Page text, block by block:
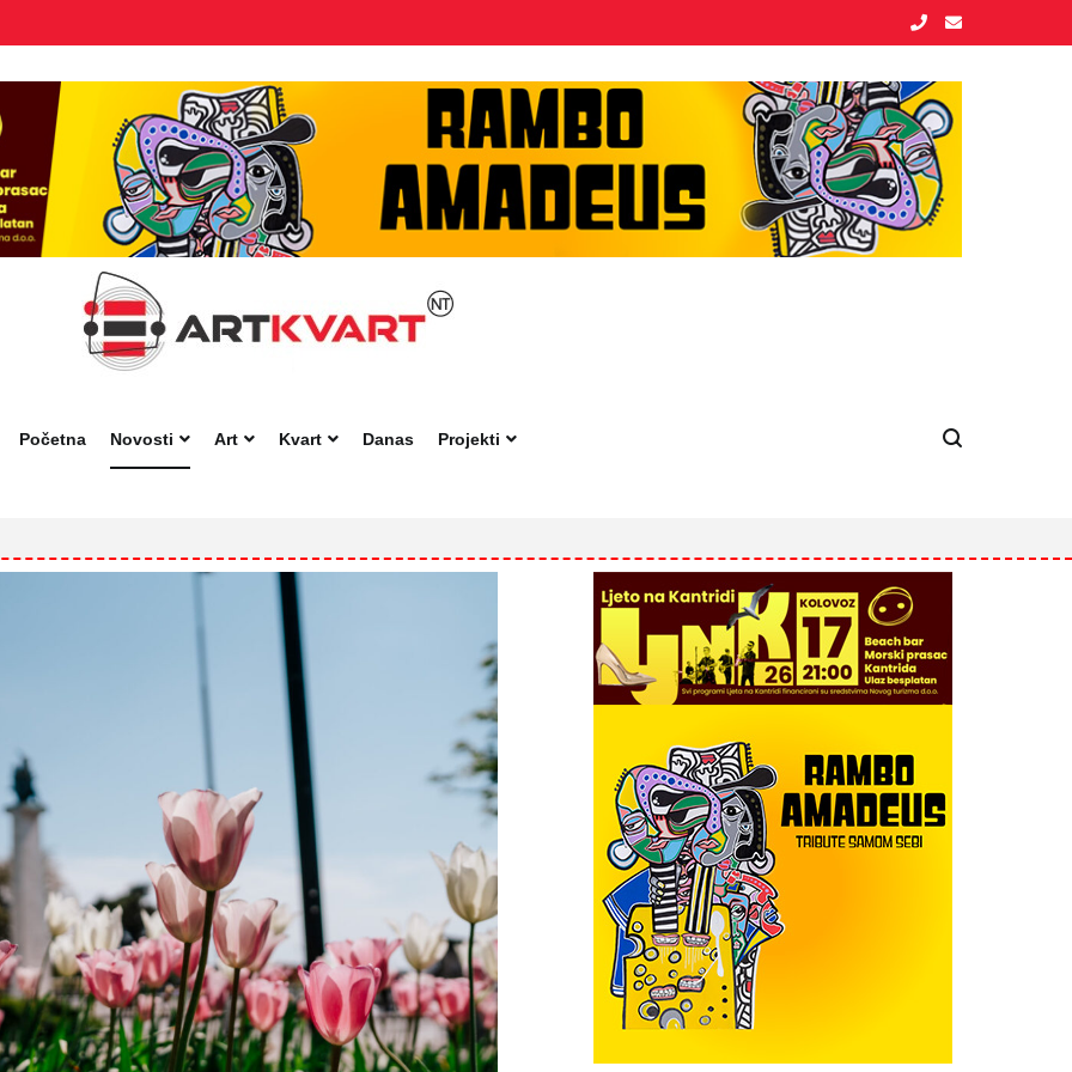
Početna
Novosti Art Kvart Danas Projekti